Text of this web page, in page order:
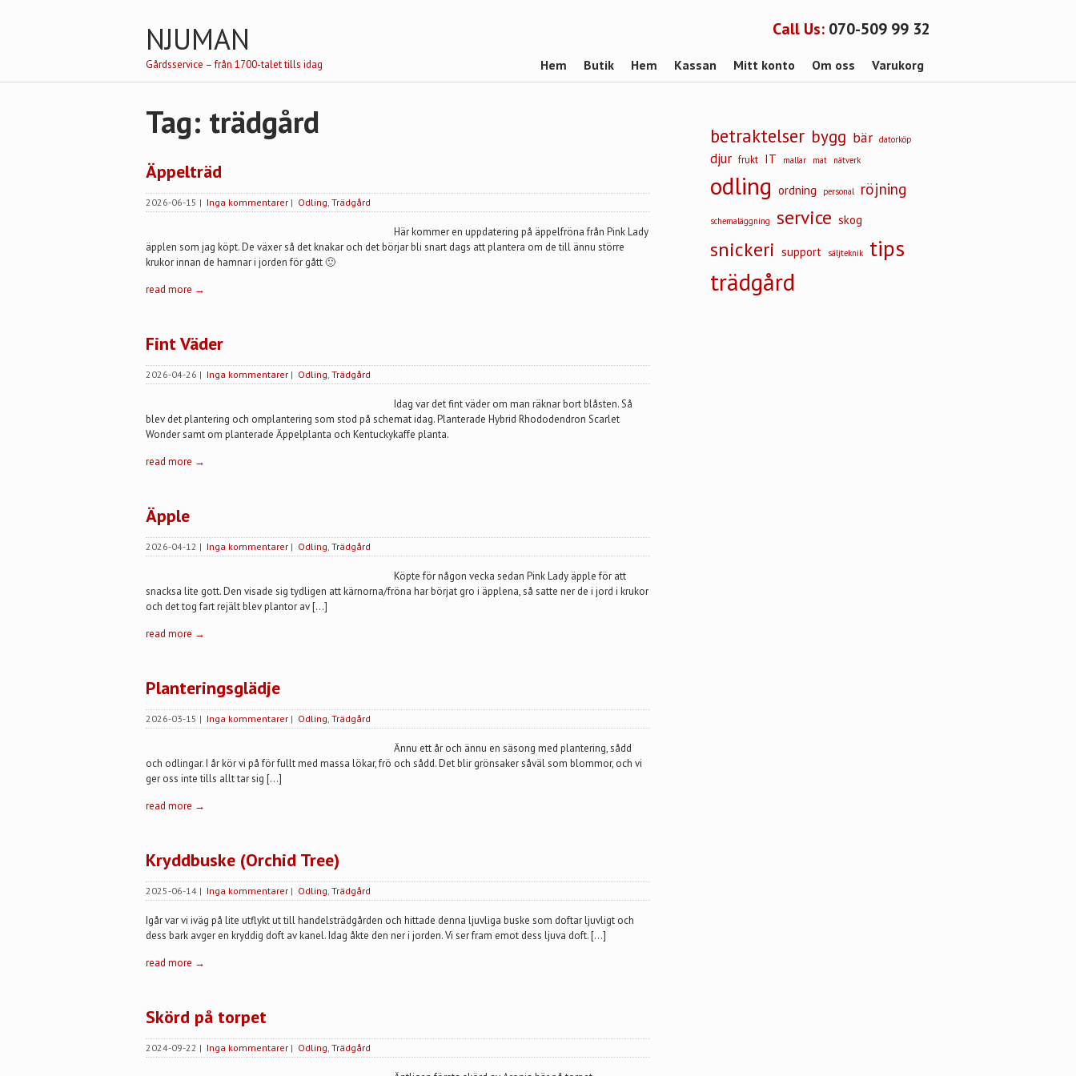
NJUMAN
Gårdsservice – från 1700-talet tills idag
Call Us: 070-509 99 32
Hem Butik Hem Kassan Mitt konto Om oss Varukorg
Tag: trädgård
Äppelträd
2026-06-15 | Inga kommentarer | Odling, Trädgård
Här kommer en uppdatering på äppelfröna från Pink Lady
äpplen som jag köpt. De växer så det knakar och det börjar bli snart dags att plantera om de till ännu större
krukor innan de hamnar i jorden för gått 🙂
read more →
Fint Väder
2026-04-26 | Inga kommentarer | Odling, Trädgård
Idag var det fint väder om man räknar bort blåsten. Så
blev det plantering och omplantering som stod på schemat idag. Planterade Hybrid Rhododendron Scarlet
Wonder samt om planterade Äppelplanta och Kentuckykaffe planta.
read more →
Äpple
2026-04-12 | Inga kommentarer | Odling, Trädgård
Köpte för någon vecka sedan Pink Lady äpple för att
snacksa lite gott. Den visade sig tydligen att kärnorna/fröna har börjat gro i äpplena, så satte ner de i jord i krukor
och det tog fart rejält blev plantor av […]
read more →
Planteringsglädje
2026-03-15 | Inga kommentarer | Odling, Trädgård
Ännu ett år och ännu en säsong med plantering, sådd
och odlingar. I år kör vi på för fullt med massa lökar, frö och sådd. Det blir grönsaker såväl som blommor, och vi
ger oss inte tills allt tar sig […]
read more →
Kryddbuske (Orchid Tree)
2025-06-14 | Inga kommentarer | Odling, Trädgård
Igår var vi iväg på lite utflykt ut till handelsträdgården och hittade denna ljuvliga buske som doftar ljuvligt och
dess bark avger en kryddig doft av kanel. Idag åkte den ner i jorden. Vi ser fram emot dess ljuva doft. […]
read more →
Skörd på torpet
2024-09-22 | Inga kommentarer | Odling, Trädgård
betraktelser bygg bär datorköp
djur frukt IT mallar mat nätverk
odling ordning personal röjning
schemaläggning service skog
snickeri support säljteknik tips
trädgård